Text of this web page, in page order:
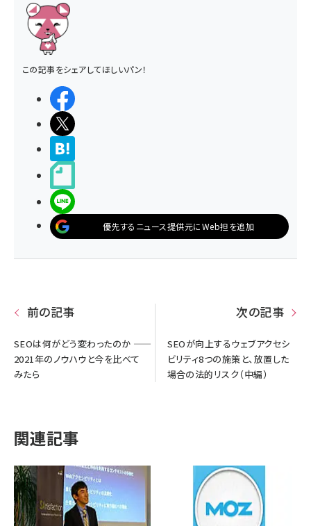
この記事をシェアしてほしいパン！
優先するニュース提供元にWeb担を追加
前の記事
SEOは何がどう変わったのか ――
2021年のノウハウと今を比べて
みたら
次の記事
SEOが向上するウェブアクセシ
ビリティ8つの施策と、放置した
場合の法的リスク（中編）
関連記事